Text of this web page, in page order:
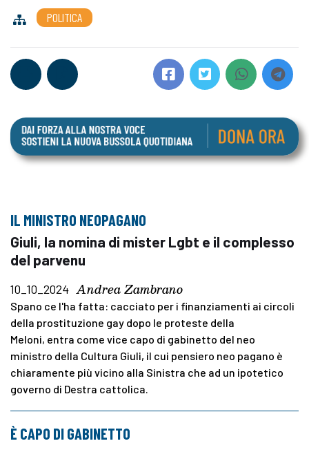
POLITICA
IL MINISTRO NEOPAGANO
Giuli, la nomina di mister Lgbt e il complesso
del parvenu
10_10_2024 Andrea Zambrano
Spano ce l'ha fatta: cacciato per i finanziamenti ai circoli
della prostituzione gay dopo le proteste della
Meloni, entra come vice capo di gabinetto del neo
ministro della Cultura Giuli, il cui pensiero neo pagano è
chiaramente più vicino alla Sinistra che ad un ipotetico
governo di Destra cattolica.
È CAPO DI GABINETTO